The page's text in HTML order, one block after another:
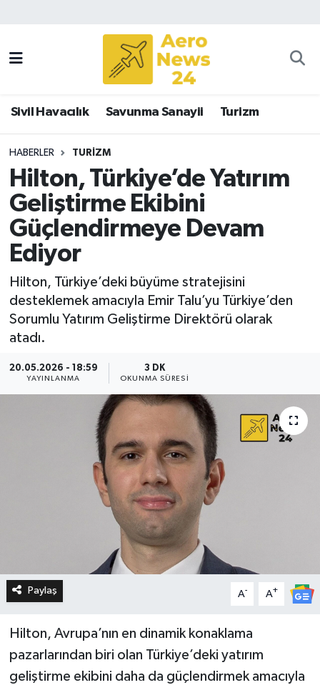
Sivil Havacılık Savunma Sanayii Turizm
HABERLER TURIZM
Hilton, Türkiye’de Yatırım
Geliştirme Ekibini
Güçlendirmeye Devam
Ediyor
Hilton, Türkiye’deki büyüme stratejisini
desteklemek amacıyla Emir Talu’yu Türkiye’den
Sorumlu Yatırım Geliştirme Direktörü olarak
atadı.
20.05.2026 - 18:59
YAYINLANMA
3 DK
OKUNMA SÜRESI
Paylaş A- A+
Hilton, Avrupa’nın en dinamik konaklama
pazarlarından biri olan Türkiye’deki yatırım
geliştirme ekibini daha da güçlendirmek amacıyla